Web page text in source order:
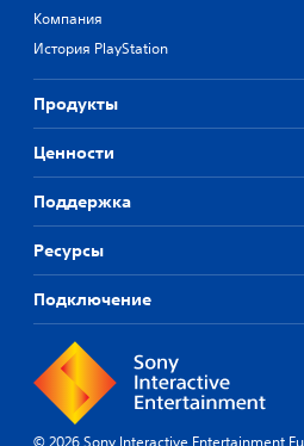
Компания
История PlayStation
Продукты
Ценности
Поддержка
Ресурсы
Подключение
© 2026 Sony Interactive Entertainment